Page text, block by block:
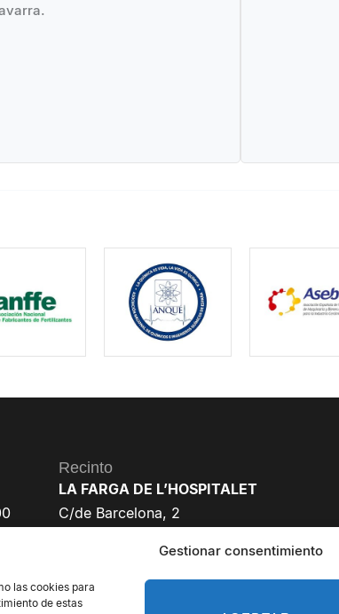
Gestionar consentimiento
las cookies para
de estas
Recinto
LA FARGA DE L’HOSPITALET
C/de Barcelona, 2